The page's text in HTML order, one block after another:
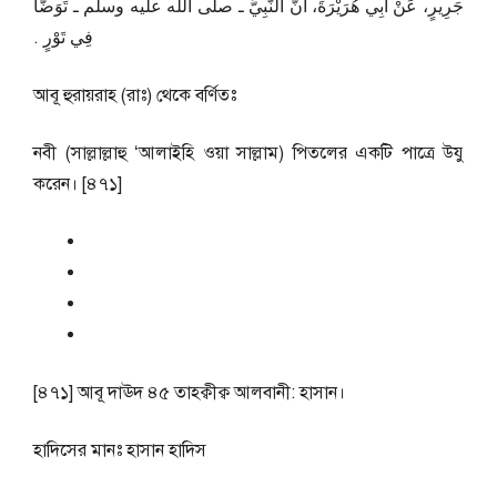
جَرِيرٍ، عَنْ أَبِي هُرَيْرَةَ، أَنَّ النَّبِيَّ ـ صلى الله عليه وسلم ـ تَوَضَّأَ
فِي تَوْرٍ ‏.‏
আবূ হুরায়রাহ (রাঃ) থেকে বর্ণিতঃ
নবী (সাল্লাল্লাহু ‘আলাইহি ওয়া সাল্লাম) পিতলের একটি পাত্রে উযু
করেন। [৪৭১]
[৪৭১] আবূ দাঊদ ৪৫ তাহক্বীক্ব আলবানী: হাসান।
হাদিসের মানঃহাসান হাদিস